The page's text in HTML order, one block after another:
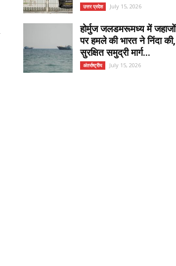
उत्तर प्रदेश July 15, 2026
होर्मुज जलडमरूमध्य में जहाजों
पर हमले की भारत ने निंदा की,
सुरक्षित समुद्री मार्ग...
अंतर्राष्ट्रीय July 15, 2026